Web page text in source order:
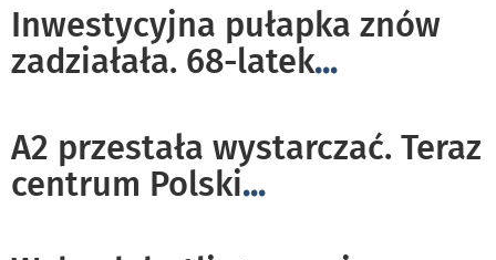
Inwestycyjna pułapka znów
zadziałała. 68-latek...
A2 przestała wystarczać. Teraz
centrum Polski...